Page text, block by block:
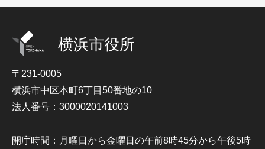
横浜市役所
〒231-0005
横浜市中区本町6丁目50番地の10
法人番号：3000020141003
開庁時間：月曜日から金曜日の午前8時45分から午後5時